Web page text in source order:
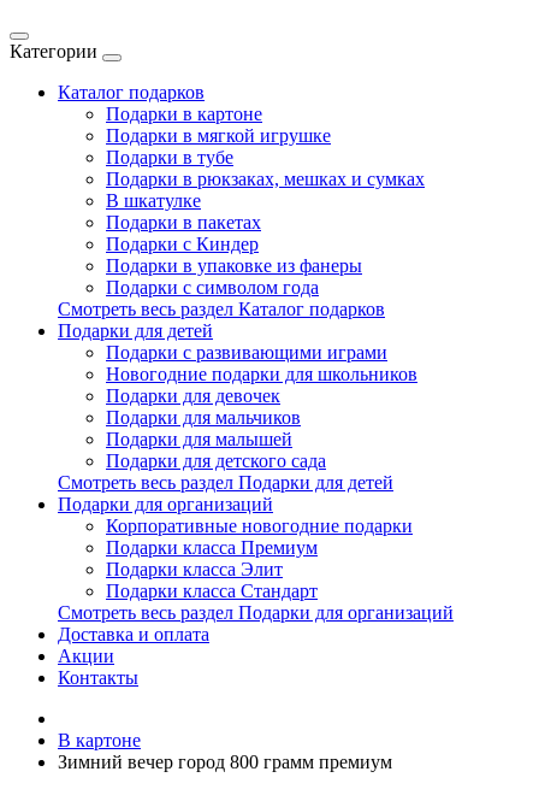
Категории
Каталог подарков
Подарки в картоне
Подарки в мягкой игрушке
Подарки в тубе
Подарки в рюкзаках, мешках и сумках
В шкатулке
Подарки в пакетах
Подарки с Киндер
Подарки в упаковке из фанеры
Подарки с символом года
Смотреть весь раздел Каталог подарков
Подарки для детей
Подарки с развивающими играми
Новогодние подарки для школьников
Подарки для девочек
Подарки для мальчиков
Подарки для малышей
Подарки для детского сада
Смотреть весь раздел Подарки для детей
Подарки для организаций
Корпоративные новогодние подарки
Подарки класса Премиум
Подарки класса Элит
Подарки класса Стандарт
Смотреть весь раздел Подарки для организаций
Доставка и оплата
Акции
Контакты
В картоне
Зимний вечер город 800 грамм премиум